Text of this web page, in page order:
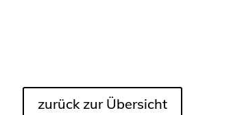
zurück zur Übersicht